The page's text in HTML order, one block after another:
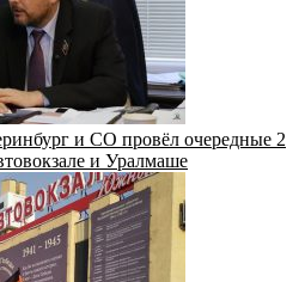
и СО провёл очередные 2
и Уралмаше